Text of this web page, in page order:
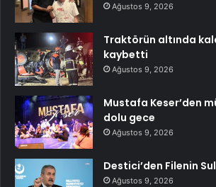
Ağustos 9, 2026
Traktörün altında
kaybetti
Ağustos 9, 2026
Mustafa Keser’den
dolu gece
Ağustos 9, 2026
Destici’den Filenin
Ağustos 9, 2026